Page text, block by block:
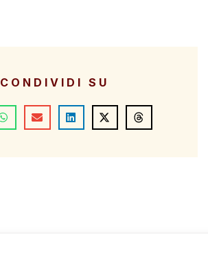
CONDIVIDI SU